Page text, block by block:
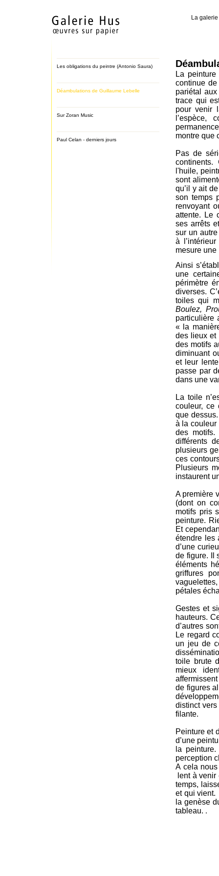
La galerie
Les obligations du peintre (Antonio Saura)
Déambulations de Guillaume Lebelle
Sur Zoran Music
Paul Celan - derniers jours
La
continue
pariétal
trace qui
pour venir
montre que
Pas de
continents.
l'huile,
sont
qu’il y ait
son temps
renvoyant
attente. Le
ses arrêts
sur un
à
mesure
Ainsi
une
périmètre
diverses.
toiles qui
Boulez,
particulière
« la
des lieux et
des motifs
diminuant
et leur
passe par
dans une
La toile
couleur, ce
que
à la couleur
des
différents
plusieurs
ces
Plusieurs
instaurent
A première
(dont on
motifs pris
peinture.
Et
étendre les
d’une
de figure. Il
éléments
griffures
pétales
Gestes et
hauteurs.
d’autres
Le regard
un jeu de
toile brute
mieux
de figures
distinct
filante.
Peinture et
d’une
la
perception
A cela
lent à
temps,
et qui vient.
la genèse
tableau. .